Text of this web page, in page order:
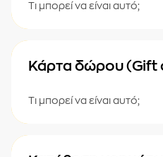
Τι μπορεί να είναι αυτό;
Κάρτα δώρου (Gift
Τι μπορεί να είναι αυτό;